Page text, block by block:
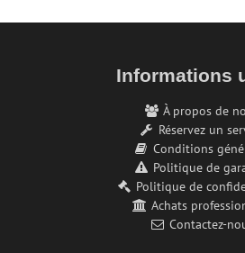
Informations
À propos de
Réservez un
Conditions
Politique de
Politique de
Achats
Contactez-